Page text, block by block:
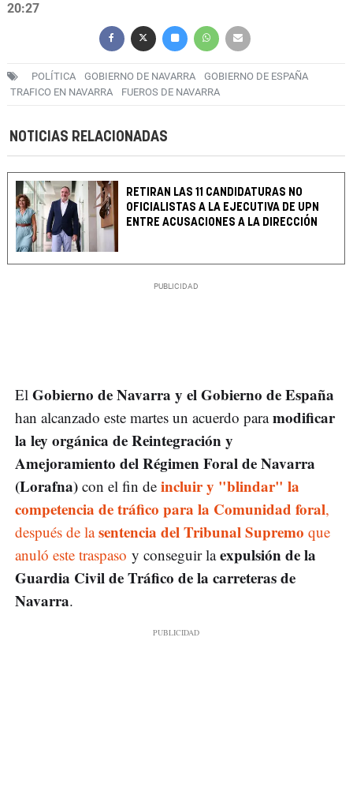
20:27
POLÍTICA GOBIERNO DE NAVARRA
GOBIERNO DE ESPAÑA
TRAFICO EN NAVARRA
FUEROS DE NAVARRA
NOTICIAS RELACIONADAS
RETIRAN LAS 11 CANDIDATURAS NO
OFICIALISTAS A LA EJECUTIVA DE UPN
ENTRE ACUSACIONES A LA DIRECCIÓN
El Gobierno de Navarra y el Gobierno de España
han alcanzado este martes un acuerdo paramodificar
la ley orgánica de Reintegración y
Amejoramiento del Régimen Foral de Navarra
(Lorafna) con el fin de incluir y "blindar" la
competencia de tráfico para la Comunidad foral,
después de lasentencia del Tribunal Supremo que
anuló este traspaso y conseguir laexpulsión de la
Guardia Civil de Tráfico de la carreteras de
Navarra.